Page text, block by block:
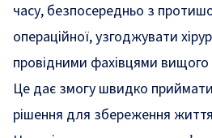
часу, безпосередньо з
операційної, узгоджувати
провідними фахівцями вищого
Це дає змогу швидко
рішення для збереження